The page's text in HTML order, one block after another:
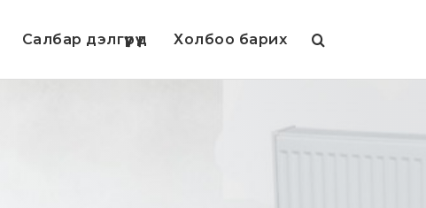
Салбар дэлгүүрүүд Холбоо барих